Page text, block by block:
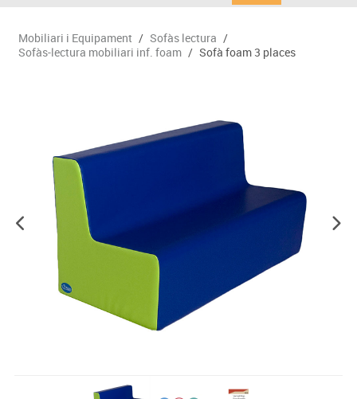
Mobiliari i Equipament / Sofàs lectura /
Sofàs-lectura mobiliari inf. foam / Sofà foam 3 places